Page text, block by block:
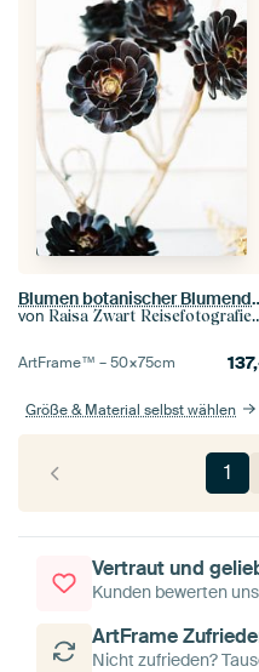
Blumen
von Raisa Zwart Reisefotografiedrucke
ArtFrame™ –50×75cm
Größe & Material selbst wählen
1
Vertraut und
Kunden bewerten
ArtFrame
Nicht zufrieden?